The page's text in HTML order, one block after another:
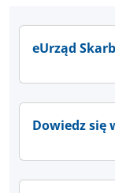
eUrząd
Dowiedz się